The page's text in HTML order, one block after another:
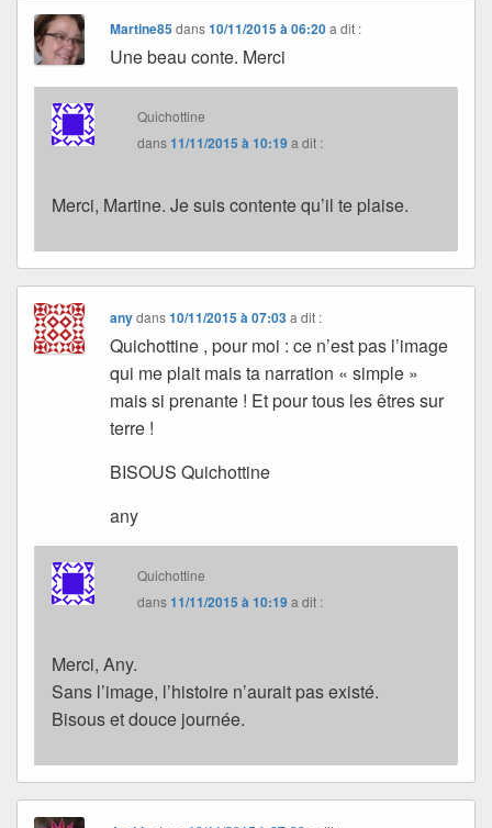
Martine85dans10/11/2015 à 06:20 a dit :
Une beau conte. Merci
Quichottine
dans11/11/2015 à 10:19a dit :
Merci, Martine. Je suis contente qu’il te plaise.
anydans10/11/2015 à 07:03 a dit :
Quichottine , pour moi : ce n’est pas l’image
qui me plait mais ta narration « simple »
mais si prenante ! Et pour tous les êtres sur
terre !
BISOUS Quichottine
any
Quichottine
dans11/11/2015 à 10:19a dit :
Merci, Any.
Sans l’image, l’histoire n’aurait pas existé.
Bisous et douce journée.